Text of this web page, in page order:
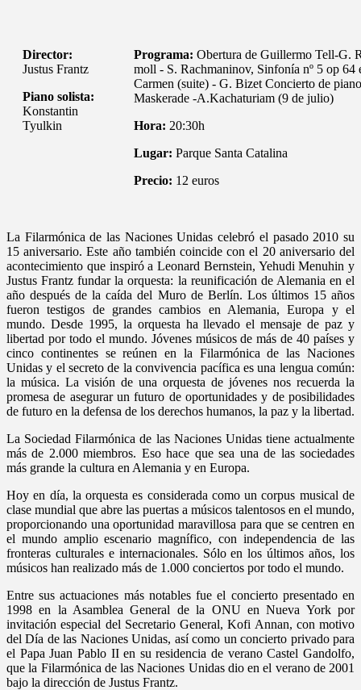
Director:
Justus Frantz
Piano solista:
Konstantin
Tyulkin
Programa: Obertura de Guillermo Tell-G.
moll - S. Rachmaninov, Sinfonía nº 5 op
Carmen (suite) - G. Bizet Concierto de
Maskerade -A.Kachaturiam (9 de julio)
Hora: 20:30h
Lugar: Parque Santa Catalina
Precio: 12 euros
La Filarmónica de las Naciones Unidas celebró el pasado 2010 su
15 aniversario. Este año también coincide con el 20 aniversario del
acontecimiento que inspiró a Leonard Bernstein, Yehudi Menuhin y
Justus Frantz fundar la orquesta: la reunificación de Alemania en el
año después de la caída del Muro de Berlín. Los últimos 15 años
fueron testigos de grandes cambios en Alemania, Europa y el
mundo. Desde 1995, la orquesta ha llevado el mensaje de paz y
libertad por todo el mundo. Jóvenes músicos de más de 40 países y
cinco continentes se reúnen en la Filarmónica de las Naciones
Unidas y el secreto de la convivencia pacífica es una lengua común:
la música. La visión de una orquesta de jóvenes nos recuerda la
promesa de asegurar un futuro de oportunidades y de posibilidades
de futuro en la defensa de los derechos humanos, la paz y la libertad.
La Sociedad Filarmónica de las Naciones Unidas tiene actualmente
más de 2.000 miembros. Eso hace que sea una de las sociedades
más grande la cultura en Alemania y en Europa.
Hoy en día, la orquesta es considerada como un corpus musical de
clase mundial que abre las puertas a músicos talentosos en el mundo,
proporcionando una oportunidad maravillosa para que se centren en
el mundo amplio escenario magnífico, con independencia de las
fronteras culturales e internacionales. Sólo en los últimos años, los
músicos han realizado más de 1.000 conciertos por todo el mundo.
Entre sus actuaciones más notables fue el concierto presentado en
1998 en la Asamblea General de la ONU en Nueva York por
invitación especial del Secretario General, Kofi Annan, con motivo
del Día de las Naciones Unidas, así como un concierto privado para
el Papa Juan Pablo II en su residencia de verano Castel Gandolfo,
que la Filarmónica de las Naciones Unidas dio en el verano de 2001
bajo la dirección de Justus Frantz.